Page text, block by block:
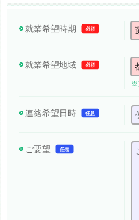
就業希望時期 必須
就業希望地域 必須
※
連絡希望日時 任意
ご要望 任意